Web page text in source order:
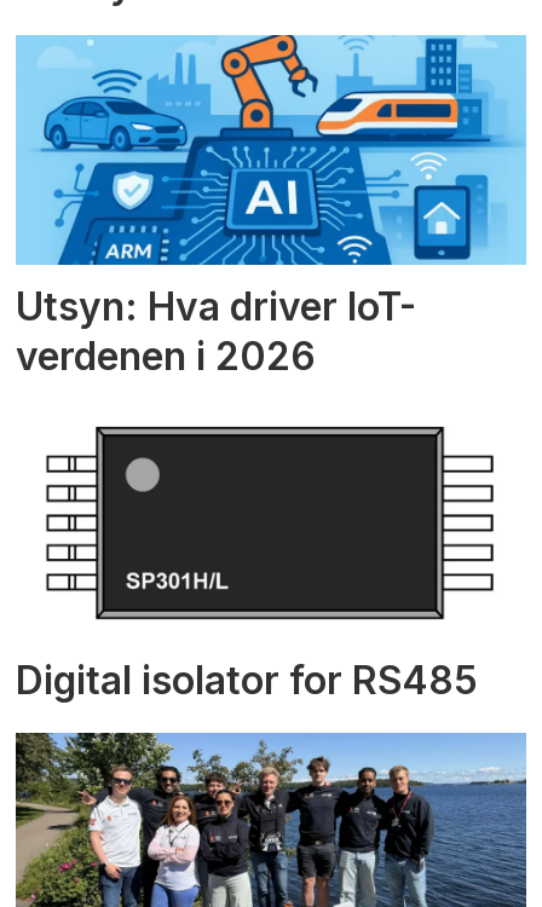
Utsyn: Hva driver IoT-
verdenen i 2026
Digital isolator for RS485